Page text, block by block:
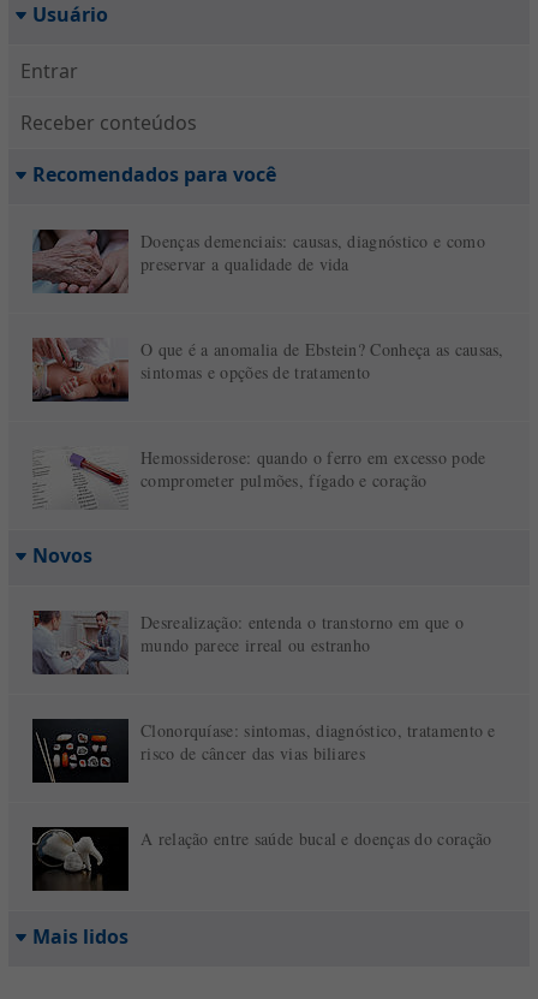
Usuário
Entrar
Receber conteúdos
Recomendados para você
Doenças demenciais: causas, diagnóstico e como
preservar a qualidade de vida
O que é a anomalia de Ebstein? Conheça as causas,
sintomas e opções de tratamento
Hemossiderose: quando o ferro em excesso pode
comprometer pulmões, fígado e coração
Novos
Desrealização: entenda o transtorno em que o
mundo parece irreal ou estranho
Clonorquíase: sintomas, diagnóstico, tratamento e
risco de câncer das vias biliares
A relação entre saúde bucal e doenças do coração
Mais lidos